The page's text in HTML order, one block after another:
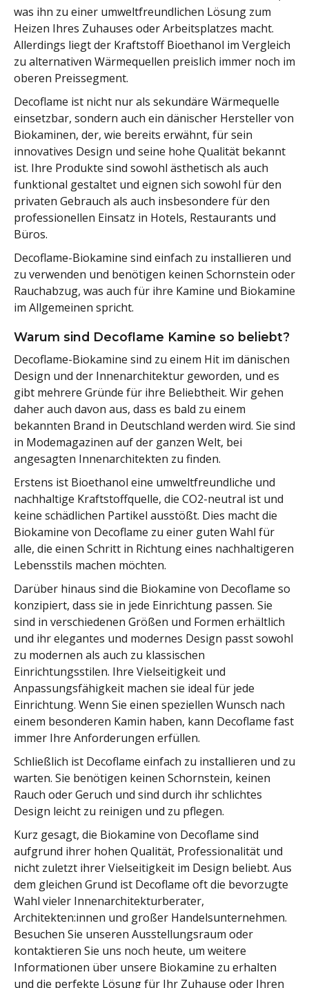
was ihn zu einer umweltfreundlichen Lösung zum
Heizen Ihres Zuhauses oder Arbeitsplatzes macht.
Allerdings liegt der Kraftstoff Bioethanol im Vergleich
zu alternativen Wärmequellen preislich immer noch im
oberen Preissegment.
Decoflame ist nicht nur als sekundäre Wärmequelle
einsetzbar, sondern auch ein dänischer Hersteller von
Biokaminen, der, wie bereits erwähnt, für sein
innovatives Design und seine hohe Qualität bekannt
ist. Ihre Produkte sind sowohl ästhetisch als auch
funktional gestaltet und eignen sich sowohl für den
privaten Gebrauch als auch insbesondere für den
professionellen Einsatz in Hotels, Restaurants und
Büros.
Decoflame-Biokamine sind einfach zu installieren und
zu verwenden und benötigen keinen Schornstein oder
Rauchabzug, was auch für ihre Kamine und Biokamine
im Allgemeinen spricht.
Warum sind Decoflame Kamine so beliebt?
Decoflame-Biokamine sind zu einem Hit im dänischen
Design und der Innenarchitektur geworden, und es
gibt mehrere Gründe für ihre Beliebtheit. Wir gehen
daher auch davon aus, dass es bald zu einem
bekannten Brand in Deutschland werden wird. Sie sind
in Modemagazinen auf der ganzen Welt, bei
angesagten Innenarchitekten zu finden.
Erstens ist Bioethanol eine umweltfreundliche und
nachhaltige Kraftstoffquelle, die CO2-neutral ist und
keine schädlichen Partikel ausstößt. Dies macht die
Biokamine von Decoflame zu einer guten Wahl für
alle, die einen Schritt in Richtung eines nachhaltigeren
Lebensstils machen möchten.
Darüber hinaus sind die Biokamine von Decoflame so
konzipiert, dass sie in jede Einrichtung passen. Sie
sind in verschiedenen Größen und Formen erhältlich
und ihr elegantes und modernes Design passt sowohl
zu modernen als auch zu klassischen
Einrichtungsstilen. Ihre Vielseitigkeit und
Anpassungsfähigkeit machen sie ideal für jede
Einrichtung. Wenn Sie einen speziellen Wunsch nach
einem besonderen Kamin haben, kann Decoflame fast
immer Ihre Anforderungen erfüllen.
Schließlich ist Decoflame einfach zu installieren und zu
warten. Sie benötigen keinen Schornstein, keinen
Rauch oder Geruch und sind durch ihr schlichtes
Design leicht zu reinigen und zu pflegen.
Kurz gesagt, die Biokamine von Decoflame sind
aufgrund ihrer hohen Qualität, Professionalität und
nicht zuletzt ihrer Vielseitigkeit im Design beliebt. Aus
dem gleichen Grund ist Decoflame oft die bevorzugte
Wahl vieler Innenarchitekturberater,
Architekten:innen und großer Handelsunternehmen.
Besuchen Sie unseren Ausstellungsraum oder
kontaktieren Sie uns noch heute, um weitere
Informationen über unsere Biokamine zu erhalten
und die perfekte Lösung für Ihr Zuhause oder Ihren